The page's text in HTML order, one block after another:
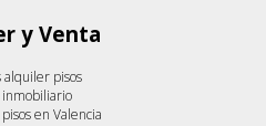
y Venta
alquiler pisos
inmobiliario
en Valencia